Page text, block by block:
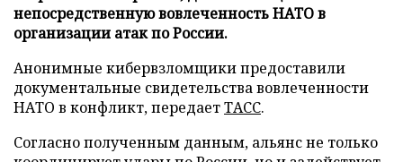
непосредственную вовлеченность НАТО в
организации атак по России.
Анонимные кибервзломщики предоставили
документальные свидетельства вовлеченности
НАТО в конфликт, передаетТАСС.
Согласно полученным данным, альянс не только